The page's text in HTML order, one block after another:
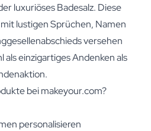
luxuriöses Badesalz. Diese
lustigen Sprüchen, Namen
versehen
als einzigartiges Andenken als
bei makeyour.com?
personalisieren